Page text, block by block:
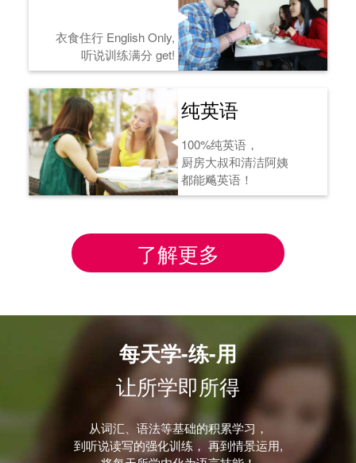
衣食住行 English Only,
听说训练满分 get!
纯英语
100%纯英语，
厨房大叔和清洁阿姨
都能飚英语！
了解更多
每天学-练-用
让所学即所得
从词汇、语法等基础的积累学习，
到听说读写的强化训练， 再到情景运用,